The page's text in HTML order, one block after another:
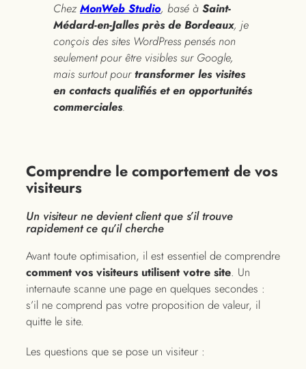
ChezMonWeb Studio, basé à Saint-
Médard-en-Jalles près de Bordeaux, je
conçois des sites WordPress pensés non
seulement pour être visibles sur Google,
mais surtout pourtransformer les visites
en contacts qualifiés et en opportunités
commerciales.
Comprendre le comportement de vos
visiteurs
Un visiteur ne devient client que s’il trouve
rapidement ce qu’il cherche
Avant toute optimisation, il est essentiel de comprendre
comment vos visiteurs utilisent votre site. Un
internaute scanne une page en quelques secondes :
s’il ne comprend pas votre proposition de valeur, il
quitte le site.
Les questions que se pose un visiteur :